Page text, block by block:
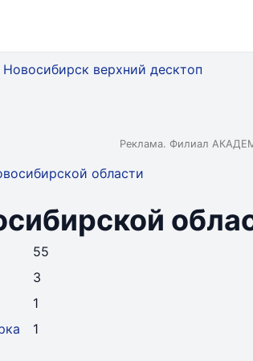
Реклама. Филиал
области
55
3
1
1